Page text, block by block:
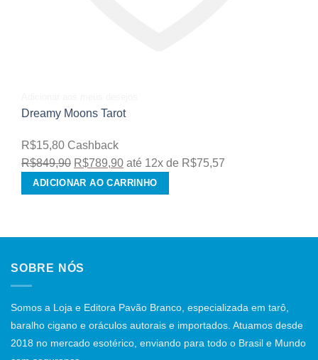
Dreamy Moons Tarot
R$15,80 Cashback
R$849,90 O
preço
original
R$789,90O
preço
atual
até 12x de R$75,57
ADICIONAR AO CARRINHO
SOBRE NÓS
Somos a Loja e Editora Pavão Branco, especializada em tarô,
baralho cigano e oráculos autorais e importados. Atuamos desde
2018 no mercado esotérico, enviando para todo o Brasil e Mundo